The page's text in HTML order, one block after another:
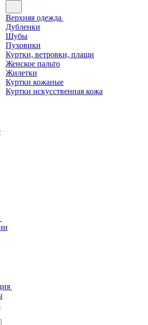
Верхняя одежда
Дубленки
Шубы
Пуховики
Куртки, ветровки, плащи
Женское пальто
Жилетки
Куртки кожаные
Куртки искусственная кожа